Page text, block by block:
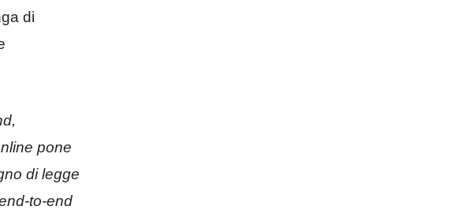
di
pone
di legge
to-end